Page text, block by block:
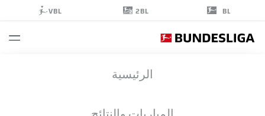
BL
2BL
VBL
الرئيسية
المباريات والنتائج